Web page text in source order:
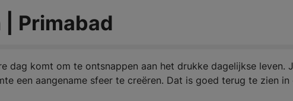
| Primabad
dag komt om te ontsnappen aan het drukke dagelijkse leven.
een aangename sfeer te creëren. Dat is goed terug te zien in